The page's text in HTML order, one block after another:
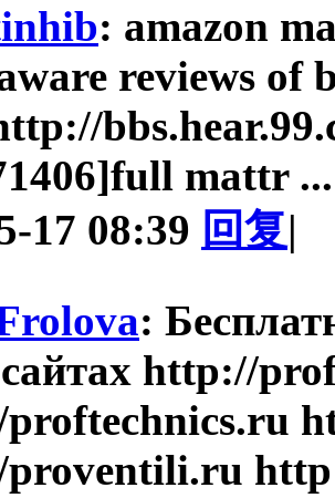
: amazon
reviews of
mattr ...
17 08:39 回复|
:
http://